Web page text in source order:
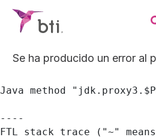
BTI - Human Tecnology
Se ha producido un error al
Java method
----
FTL stack trace ("~"